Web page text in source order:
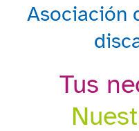
Asociación
Tus